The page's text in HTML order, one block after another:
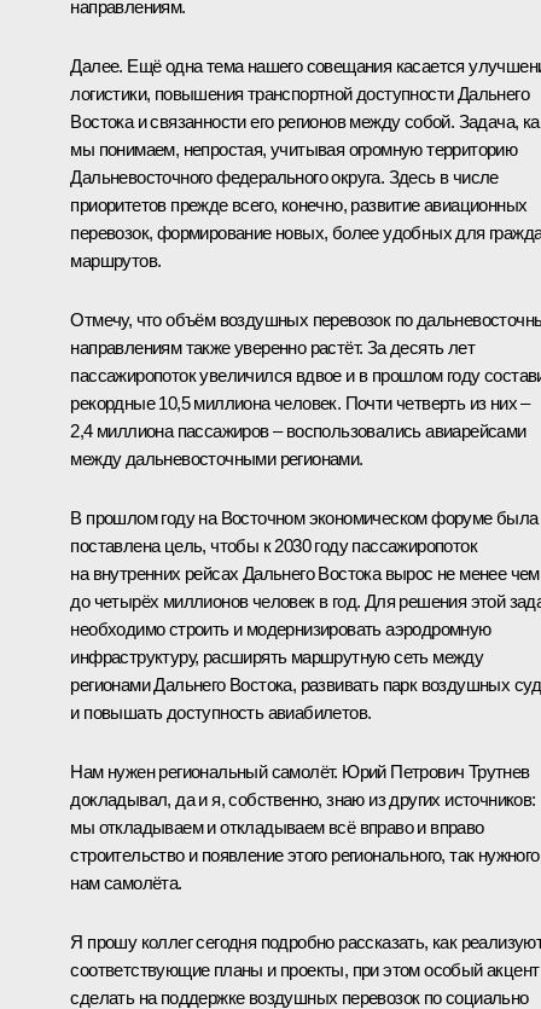
направлениям.
Далее. Ещё одна тема нашего совещания касается
логистики, повышения транспортной доступности Дальнего
Востока и связанности его регионов между собой. Задача,
мы понимаем, непростая, учитывая огромную территорию
Дальневосточного федерального округа. Здесь в числе
приоритетов прежде всего, конечно, развитие авиационных
перевозок, формирование новых, более удобных для
маршрутов.
Отмечу, что объём воздушных перевозок по
направлениям также уверенно растёт. За десять лет
пассажиропоток увеличился вдвое и в прошлом году
рекордные 10,5 миллиона человек. Почти четверть из них –
2,4 миллиона пассажиров – воспользовались авиарейсами
между дальневосточными регионами.
В прошлом году на Восточном экономическом форуме была
поставлена цель, чтобы к 2030 году пассажиропоток
на внутренних рейсах Дальнего Востока вырос не менее чем
до четырёх миллионов человек в год. Для решения этой
необходимо строить и модернизировать аэродромную
инфраструктуру, расширять маршрутную сеть между
регионами Дальнего Востока, развивать парк воздушных
и повышать доступность авиабилетов.
Нам нужен региональный самолёт. Юрий Петрович Трутнев
докладывал, да и я, собственно, знаю из других источников:
мы откладываем и откладываем всё вправо и вправо
строительство и появление этого регионального, так нужного
нам самолёта.
Я прошу коллег сегодня подробно рассказать, как
соответствующие планы и проекты, при этом особый акцент
сделать на поддержке воздушных перевозок по социально